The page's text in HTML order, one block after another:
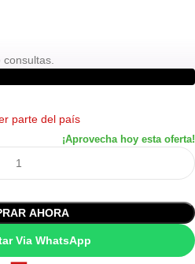
consultas.
parte del país
AHORA
Via WhatsApp